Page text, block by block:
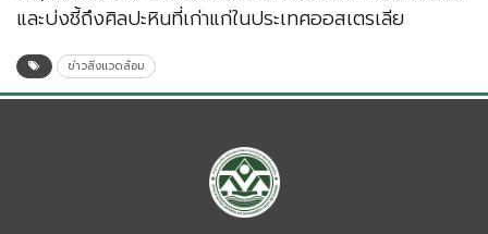
และบ่งชี้ถึงศิลปะหินที่เก่าแก่ในประเทศออสเตรเลีย
ข่าวสิ่งแวดล้อม